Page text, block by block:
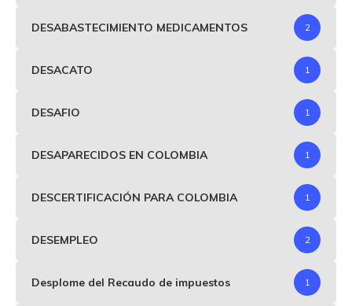
DESABASTECIMIENTO MEDICAMENTOS 2
DESACATO 1
DESAFIO 1
DESAPARECIDOS EN COLOMBIA 1
DESCERTIFICACIÓN PARA COLOMBIA 1
DESEMPLEO 2
Desplome del Recaudo de impuestos 1